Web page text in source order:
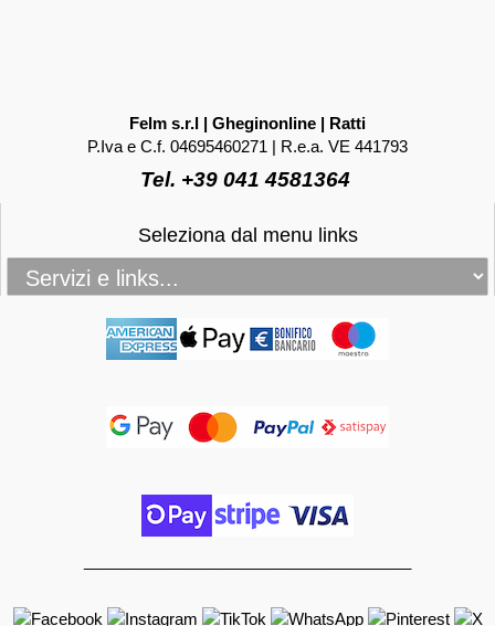
Felm s.r.l | Gheginonline | Ratti
P.Iva e C.f. 04695460271 | R.e.a. VE 441793
Tel. +39 041 4581364
Seleziona dal menu links